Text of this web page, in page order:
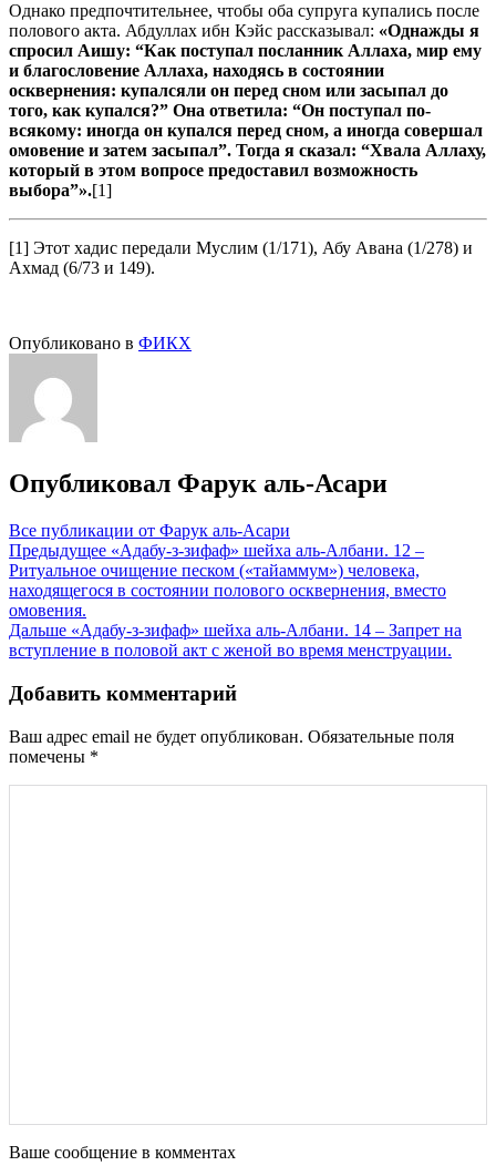
Однако предпочтительнее, чтобы оба супруга купались после
полового акта. Абдуллах ибн Кэйс рассказывал: «Однажды я
спросил Аишу: “Как поступал посланник Аллаха, мир ему
и благословение Аллаха, находясь в состоянии
осквернения: купалсяли он перед сном или засыпал до
того, как купался?” Она ответила: “Он поступал по-
всякому: иногда он купался перед сном, а иногда совершал
омовение и затем засыпал”. Тогда я сказал: “Хвала Аллаху,
который в этом вопросе предоставил возможность
выбора”».[1]
[1] Этот хадис передали Муслим (1/171), Абу Авана (1/278) и
Ахмад (6/73 и 149).
Опубликовано в ФИКХ
Опубликовал Фарук аль-Асари
Все публикации от Фарук аль-Асари
Навигация
по
записям
Предыдущее «Адабу-з-зифаф» шейха аль-Албани. 12 –
Ритуальное очищение песком («тайаммум») человека,
находящегося в состоянии полового осквернения, вместо
омовения.
Дальше «Адабу-з-зифаф» шейха аль-Албани. 14 – Запрет на
вступление в половой акт с женой во время менструации.
Добавить комментарий
Ваш адрес email не будет опубликован. Обязательные поля
помечены *
Ваше сообщение в комментах